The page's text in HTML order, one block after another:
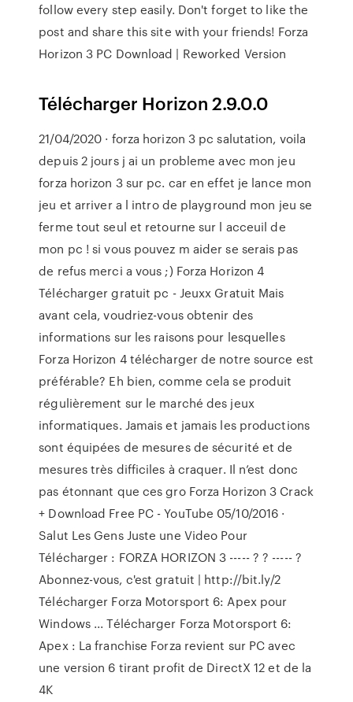
follow every step easily. Don't forget to like the
post and share this site with your friends! Forza
Horizon 3 PC Download | Reworked Version
Télécharger Horizon 2.9.0.0
21/04/2020 · forza horizon 3 pc salutation, voila
depuis 2 jours j ai un probleme avec mon jeu
forza horizon 3 sur pc. car en effet je lance mon
jeu et arriver a l intro de playground mon jeu se
ferme tout seul et retourne sur l acceuil de
mon pc ! si vous pouvez m aider se serais pas
de refus merci a vous ;) Forza Horizon 4
Télécharger gratuit pc - Jeuxx Gratuit Mais
avant cela, voudriez-vous obtenir des
informations sur les raisons pour lesquelles
Forza Horizon 4 télécharger de notre source est
préférable? Eh bien, comme cela se produit
régulièrement sur le marché des jeux
informatiques. Jamais et jamais les productions
sont équipées de mesures de sécurité et de
mesures très difficiles à craquer. Il n’est donc
pas étonnant que ces gro Forza Horizon 3 Crack
+ Download Free PC - YouTube 05/10/2016 ·
Salut Les Gens Juste une Video Pour
Télécharger : FORZA HORIZON 3 ----- ? ? ----- ?
Abonnez-vous, c'est gratuit | http://bit.ly/2
Télécharger Forza Motorsport 6: Apex pour
Windows ... Télécharger Forza Motorsport 6:
Apex : La franchise Forza revient sur PC avec
une version 6 tirant profit de DirectX 12 et de la
4K